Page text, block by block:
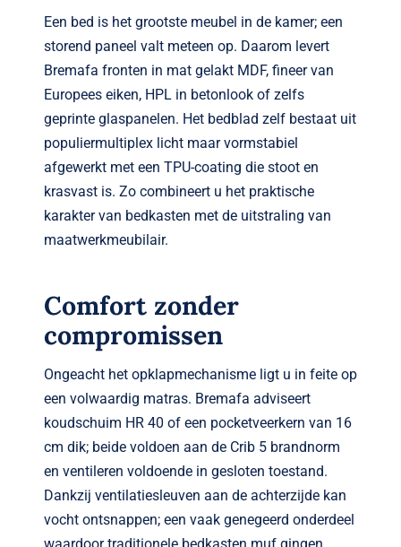
Een bed is het grootste meubel in de kamer; een
storend paneel valt meteen op. Daarom levert
Bremafa fronten in mat gelakt MDF, fineer van
Europees eiken, HPL in betonlook of zelfs
geprinte glaspanelen. Het bedblad zelf bestaat uit
populier­multiplex licht maar vormstabiel
afgewerkt met een TPU-coating die stoot en
krasvast is. Zo combineert u het praktische
karakter van bedkasten met de uitstraling van
maatwerk­meubilair.
Comfort zonder
compromissen
Ongeacht het opklapmechanisme ligt u in feite op
een volwaardig matras. Bremafa adviseert
koudschuim HR 40 of een pocketveer­kern van 16
cm dik; beide voldoen aan de Crib 5 brandnorm
en ventileren voldoende in gesloten toestand.
Dankzij ventilatiesleuven aan de achterzijde kan
vocht ontsnappen; een vaak genegeerd onderdeel